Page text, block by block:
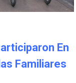
En
Familiares